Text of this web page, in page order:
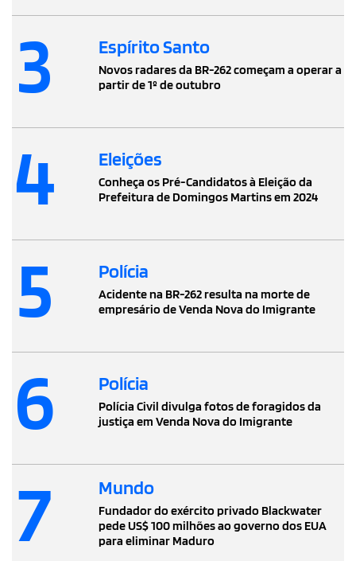
3 Espírito Santo
Novos radares da BR-262 começam a operar a
partir de 1º de outubro
4 Eleições
Conheça os Pré-Candidatos à Eleição da
Prefeitura de Domingos Martins em 2024
5 Polícia
Acidente na BR-262 resulta na morte de
empresário de Venda Nova do Imigrante
6 Polícia
Polícia Civil divulga fotos de foragidos da
justiça em Venda Nova do Imigrante
7 Mundo
Fundador do exército privado Blackwater
pede US$ 100 milhões ao governo dos EUA
para eliminar Maduro